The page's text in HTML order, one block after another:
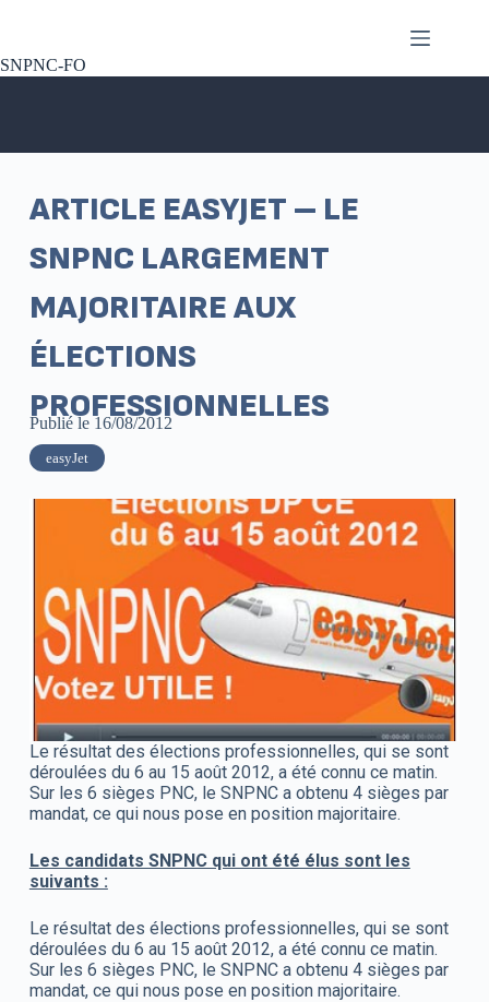
SNPNC-FO
ARTICLE EASYJET – LE
SNPNC LARGEMENT
MAJORITAIRE AUX
ÉLECTIONS
PROFESSIONNELLES
Publié le 16/08/2012
easyJet
Le résultat des élections professionnelles, qui se sont
déroulées du 6 au 15 août 2012, a été connu ce matin.
Sur les 6 sièges PNC, le SNPNC a obtenu 4 sièges par
mandat, ce qui nous pose en position majoritaire.
Les candidats SNPNC qui ont été élus sont les
suivants :
Le résultat des élections professionnelles, qui se sont
déroulées du 6 au 15 août 2012, a été connu ce matin.
Sur les 6 sièges PNC, le SNPNC a obtenu 4 sièges par
mandat, ce qui nous pose en position majoritaire.